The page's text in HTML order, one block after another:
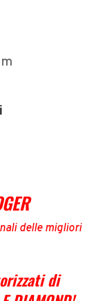
delle migliori
di